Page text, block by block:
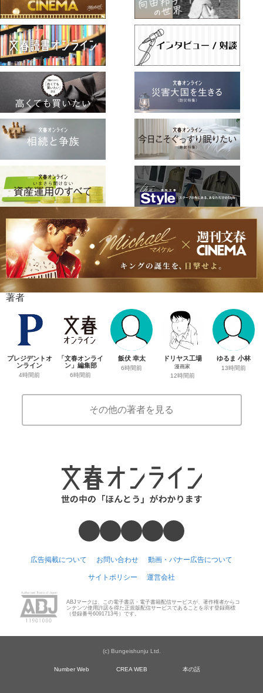
著者
プレジデントオ
ンライン
4時間前
「文春オンライ
ン」編集部
6時間前
飯伏 幸太
6時間前
ドリヤス工場
漫画家
12時間前
ゆるま 小林
13時間前
その他の著者を見る
広告掲載について お問い合わせ 動画・バナー広告について
サイトポリシー 運営会社
ABJマークは、この電子書店・電子書籍配信サービスが、著作権者からコ
ンテンツ使用許諾を得た正規版配信サービスであることを示す登録商標
（登録番号6091713号）です。
(c) Bungeishunju Ltd.
Number Web CREA WEB 本の話